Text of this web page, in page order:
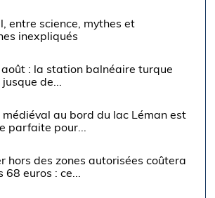
entre science, mythes et
inexpliqués
août : la station balnéaire turque
de...
médiéval au bord du lac Léman est
parfaite pour...
hors des zones autorisées coûtera
68 euros : ce...